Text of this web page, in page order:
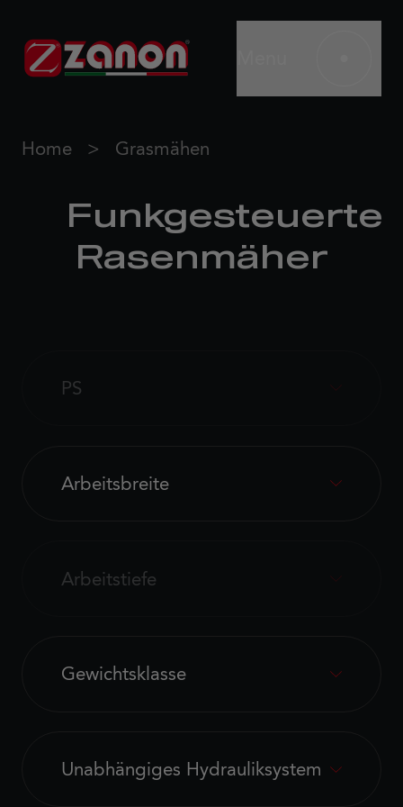
Home Grasmähen
Funkgesteuerte
Rasenmäher
PS
Arbeitsbreite
Arbeitstiefe
Gewichtsklasse
Unabhängiges Hydrauliksystem